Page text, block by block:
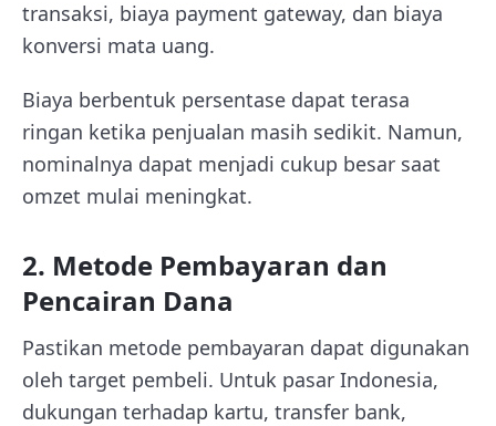
transaksi, biaya payment gateway, dan biaya
konversi mata uang.
Biaya berbentuk persentase dapat terasa
ringan ketika penjualan masih sedikit. Namun,
nominalnya dapat menjadi cukup besar saat
omzet mulai meningkat.
2. Metode Pembayaran dan
Pencairan Dana
Pastikan metode pembayaran dapat digunakan
oleh target pembeli. Untuk pasar Indonesia,
dukungan terhadap kartu, transfer bank,